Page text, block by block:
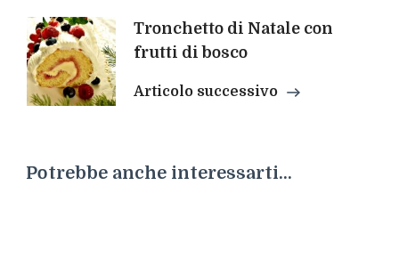
Tronchetto di Natale con
frutti di bosco
Articolo successivo
Potrebbe anche interessarti...